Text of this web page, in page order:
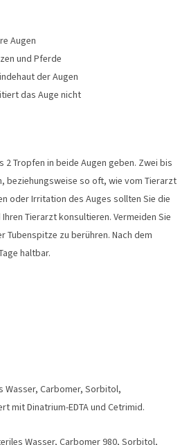
Augen
und Pferde
der Augen
das Auge nicht
2 Tropfen in beide Augen geben. Zwei bis
beziehungsweise so oft, wie vom Tierarzt
oder Irritation des Auges sollten Sie die
Tierarzt konsultieren. Vermeiden Sie
Tubenspitze zu berühren. Nach dem
haltbar.
Wasser, Carbomer, Sorbitol,
mit Dinatrium-EDTA und Cetrimid.
Wasser, Carbomer 980, Sorbitol,